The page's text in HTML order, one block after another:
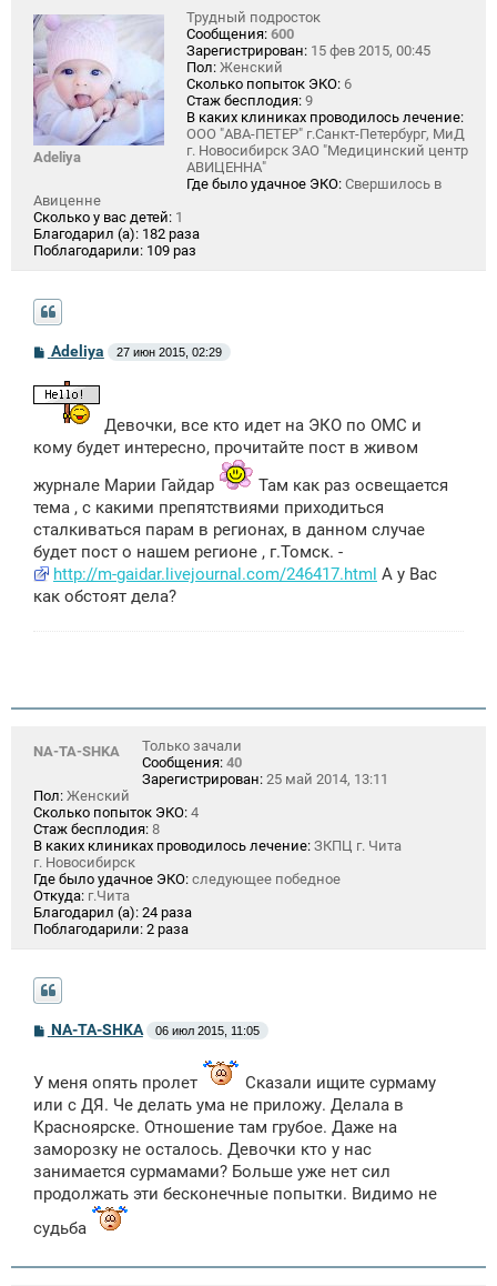
Adeliya
Трудный подросток
Сообщения: 600
Зарегистрирован: 15 фев 2015, 00:45
Пол: Женский
Сколько попыток ЭКО: 6
Стаж бесплодия: 9
В каких клиниках проводилось лечение:
ООО "АВА-ПЕТЕР" г.Санкт-Петербург, МиД
г. Новосибирск ЗАО "Медицинский центр
АВИЦЕННА"
Где было удачное ЭКО: Свершилось в
Авиценне
Сколько у вас детей: 1
Благодарил (а): 182 раза
Поблагодарили: 109 раз
С
о
б
н
и
Adeliya 27 июн 2015, 02:29
Девочки, все кто идет на ЭКО по ОМС и
кому будет интересно, прочитайте пост в живом
журнале Марии Гайдар
Там как раз освещается
тема , с какими препятствиями приходиться
сталкиваться парам в регионах, в данном случае
будет пост о нашем регионе , г.Томск. -
http://m-gaidar.livejournal.com/246417.html А у Вас
как обстоят дела?
NA-TA-SHKA
Только зачали
Сообщения: 40
Зарегистрирован: 25 май 2014, 13:11
Пол: Женский
Сколько попыток ЭКО: 4
Стаж бесплодия: 8
В каких клиниках проводилось лечение: ЗКПЦ г. Чита
г. Новосибирск
Где было удачное ЭКО: следующее победное
Откуда: г.Чита
Благодарил (а): 24 раза
Поблагодарили: 2 раза
С
о
щ
е
и
е
NA-TA-SHKA 06 июл 2015, 11:05
У меня опять пролет
Сказали ищите сурмаму
или с ДЯ. Че делать ума не приложу. Делала в
Красноярске. Отношение там грубое. Даже на
заморозку не осталось. Девочки кто у нас
занимается сурмамами? Больше уже нет сил
продолжать эти бесконечные попытки. Видимо не
судьба